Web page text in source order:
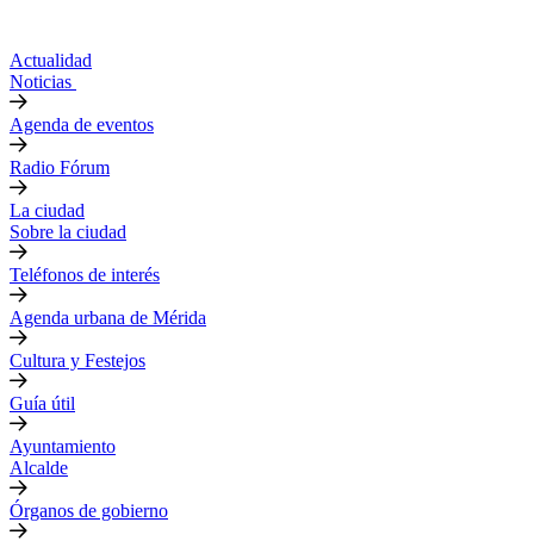
Actualidad
Noticias
Agenda de eventos
Radio Fórum
La ciudad
Sobre la ciudad
Teléfonos de interés
Agenda urbana de Mérida
Cultura y Festejos
Guía útil
Ayuntamiento
Alcalde
Órganos de gobierno